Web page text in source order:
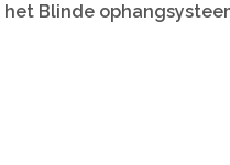
Blinde